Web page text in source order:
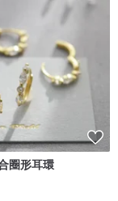
圈形耳環